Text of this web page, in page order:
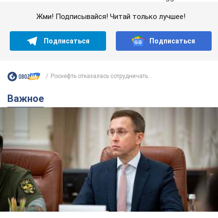
Жми! Подписывайся! Читай только лучшее!
Подписаться Подписаться
Роснефть отказалась сотрудничать...
Важное